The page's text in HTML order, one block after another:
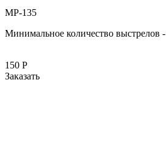
МР-135
Минимальное количество выстрелов -
150 Р
Заказать